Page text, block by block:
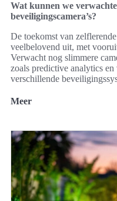
Wat kunnen we
beveiligingscamera’s?
De toekomst van
veelbelovend uit, met
Verwacht nog slimmere
zoals predictive analytics en
verschillende
Meer